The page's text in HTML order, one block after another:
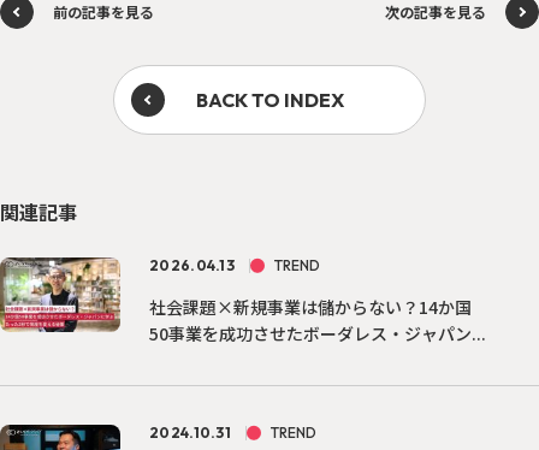
前の記事を見る
BACK TO INDEX
次の記事を見る
関連記事
2026.04.13 TREND
社会課題×新規事業は儲からない？14か国
50事業を成功させたボーダレス・ジャパン...
2024.10.31 TREND